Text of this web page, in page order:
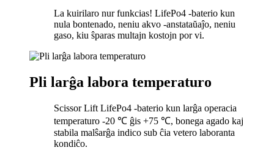
La kuirilaro nur funkcias! LifePo4 -baterio kun
nula bontenado, neniu akvo -anstataŭaĵo, neniu
gaso, kiu ŝparas multajn kostojn por vi.
Pli larĝa labora temperaturo
Scissor Lift LifePo4 -baterio kun larĝa operacia
temperaturo -20 ℃ ĝis +75 ℃, bonega agado kaj
stabila malŝarĝa indico sub ĉia vetero laboranta
kondiĉo.